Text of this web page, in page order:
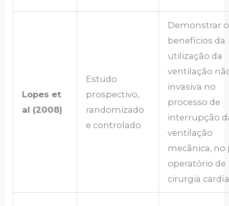
Lopes et
al (2008)
Estudo
prospectivo,
randomizado
e controlado
Demonstrar
benefícios da
utilização da
ventilação
invasiva no
processo de
interrupção
ventilação
mecânica, no
operatório de
cirurgia